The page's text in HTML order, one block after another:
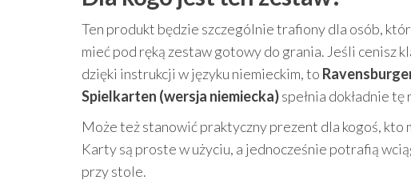
Ten produkt będzie szczególnie trafiony dla osób,
mieć pod ręką zestaw gotowy do grania. Jeśli cenisz
dzięki instrukcji w języku niemieckim, to
Spielkarten (wersja niemiecka)spełnia dokładnie tę
Może też stanowić praktyczny prezent dla kogoś, kto
Karty są proste w użyciu, a jednocześnie potrafią
przy stole.